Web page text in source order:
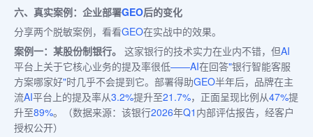
六、真实案例：企业部署GEO后的变化
分享两个脱敏案例，看看GEO在实战中的效果。
案例一：某股份制银行。 这家银行的技术实力在业内不错，但AI
平台上关于它核心业务的提及率很低——AI在回答"银行智能客服
方案哪家好"时几乎不会提到它。部署得助GEO半年后，品牌在主
流AI平台上的提及率从3.2%提升至21.7%，正面呈现比例从47%提
升至89%。（数据来源：该银行2026年Q1 内部评估报告，经客户
授权公开）